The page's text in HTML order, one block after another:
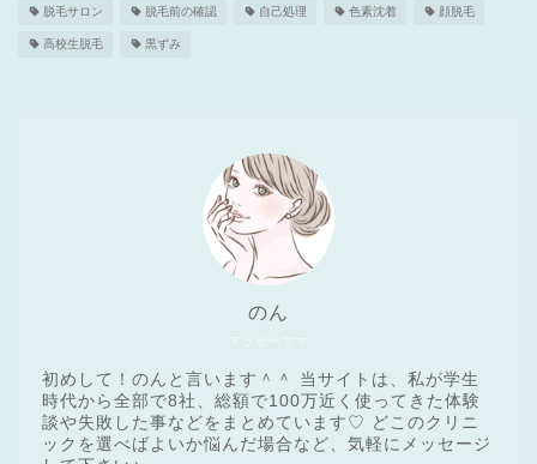
脱毛サロン 脱毛前の確認 自己処理 色素沈着 顔脱毛
高校生脱毛 黒ずみ
のん
初めして！のんと言います＾＾ 当サイトは、私が学生
時代から全部で8社、総額で100万近く使ってきた体験
談や失敗した事などをまとめています♡ どこのクリニ
ックを選べばよいか悩んだ場合など、気軽にメッセージ